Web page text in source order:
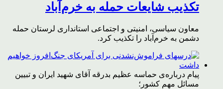
تکذیب شایعات حمله به خرم‌آباد
معاون سیاسی، امنیتی و اجتماعی استانداری لرستان حمله
دشمن به خرم‌آباد را تکذیب کرد.
پیام درباره‌ی حماسه عظیم بدرقه آقای شهید ایران و تبیین
مسائل مهم کشور؛